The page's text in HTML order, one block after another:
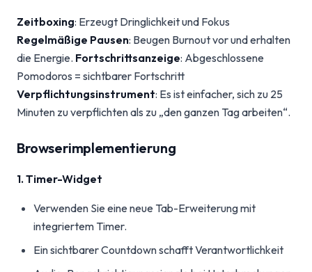
Zeitboxing: Erzeugt Dringlichkeit und Fokus
Regelmäßige Pausen: Beugen Burnout vor und erhalten
die Energie. Fortschrittsanzeige: Abgeschlossene
Pomodoros = sichtbarer Fortschritt
Verpflichtungsinstrument: Es ist einfacher, sich zu 25
Minuten zu verpflichten als zu „den ganzen Tag arbeiten“.
Browserimplementierung
1. Timer-Widget
Verwenden Sie eine neue Tab-Erweiterung mit
integriertem Timer.
Ein sichtbarer Countdown schafft Verantwortlichkeit